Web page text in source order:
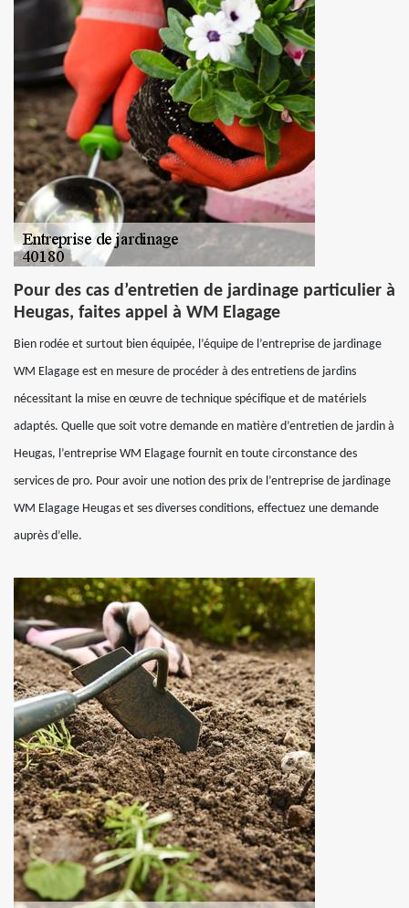
Pour des cas d’entretien de jardinage particulier à
Heugas, faites appel à WM Elagage
Bien rodée et surtout bien équipée, l’équipe de l’entreprise de jardinage
WM Elagage est en mesure de procéder à des entretiens de jardins
nécessitant la mise en œuvre de technique spécifique et de matériels
adaptés. Quelle que soit votre demande en matière d’entretien de jardin à
Heugas, l’entreprise WM Elagage fournit en toute circonstance des
services de pro. Pour avoir une notion des prix de l’entreprise de jardinage
WM Elagage Heugas et ses diverses conditions, effectuez une demande
auprès d’elle.